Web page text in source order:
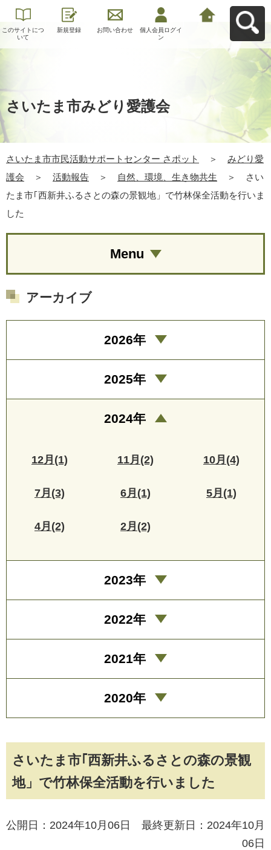
このサイトにつ
いて
新規登録 お問い合わせ
個人会員ログイ
ン
さいたま市みどり愛護会
さいたま市市民活動サポートセンター さポット ＞
みどり愛
護会
＞ 活動報告 ＞ 自然、環境、生き物共生 ＞
さい
たま市｢西新井ふるさとの森の景観地」で竹林保全活動を行いま
した
さいたま市｢西新井ふるさとの森の景観
地」で竹林保全活動を行いました
公開日：2024年10月06日 最終更新日：2024年10月
06日
Menu
アーカイブ
2026年
2025年
2024年
12月(1) 11月(2) 10月(4)
7月(3) 6月(1) 5月(1)
4月(2) 2月(2)
2023年
2022年
2021年
2020年